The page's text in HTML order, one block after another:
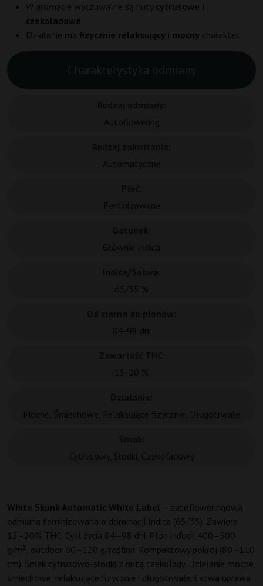
W aromacie wyczuwalne są nuty cytrusowe i
czekoladowe
Działanie ma fizycznie relaksujący i mocny charakter.
Charakterystyka odmiany
White Skunk Automatic White Label – autofloweringowa
odmiana feminizowana o dominacji Indica (65/35). Zawiera
15–20% THC. Cykl życia 84–98 dni. Plon indoor 400–500
g/m², outdoor 60–120 g/roślina. Kompaktowy pokrój (80–110
cm). Smak cytrusowo-słodki z nutą czekolady. Działanie mocne,
śmiechowe, relaksujące fizycznie i długotrwałe. Łatwa uprawa